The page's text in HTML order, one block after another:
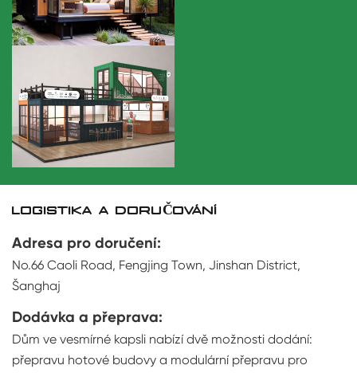
LOGISTIKA A DORUČOVÁNÍ
Adresa pro doručení:
No.66 Caoli Road, Fengjing Town, Jinshan District,
Šanghaj
Dodávka a přeprava:
Dům ve vesmírné kapsli nabízí dvě možnosti dodání:
přepravu hotové budovy a modulární přepravu pro